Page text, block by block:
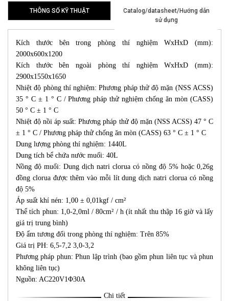
THÔNG SỐ KỸ THUẬT
Catalog/datasheet/Hướng dẫn
sử dụng
Kích thước bên trong phòng thí nghiệm WxHxD (mm):
2000x600x1200
Kích thước bên ngoài phòng thí nghiệm WxHxD (mm):
2900x1550x1650
Nhiệt độ phòng thí nghiệm: Phương pháp thử độ mặn (NSS ACSS)
35 ° C ± 1 ° C / Phương pháp thử nghiệm chống ăn mòn (CASS)
50 ° C ± 1 ° C
Nhiệt độ nồi áp suất: Phương pháp thử độ mặn (NSS ACSS) 47 ° C
± 1 ° C / Phương pháp thử chống ăn mòn (CASS) 63 ° C ± 1 ° C
Dung lượng phòng thí nghiệm: 1440L
Dung tích bể chứa nước muối: 40L
Nồng độ muối: Dung dịch natri clorua có nồng độ 5% hoặc 0,26g
đồng clorua được thêm vào mỗi lít dung dịch natri clorua có nồng
độ 5%
Áp suất khí nén: 1,00 ± 0,01kgf / cm²
Thể tích phun: 1,0-2,0ml / 80cm² / h (ít nhất thu thập 16 giờ và lấy
giá trị trung bình)
Độ ẩm tương đối trong phòng thí nghiệm: Trên 85%
Giá trị PH: 6,5-7,2 3,0-3,2
Phương pháp phun: Phun lập trình (bao gồm phun liên tục và phun
không liên tục)
Nguồn: AC220V1Φ30A
Chi tiết